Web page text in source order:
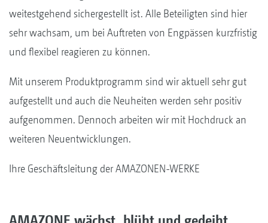
weitestgehend sichergestellt ist. Alle Beteiligten sind hier
sehr wachsam, um bei Auftreten von Engpässen kurzfristig
und flexibel reagieren zu können.
Mit unserem Produktprogramm sind wir aktuell sehr gut
aufgestellt und auch die Neuheiten werden sehr positiv
aufgenommen. Dennoch arbeiten wir mit Hochdruck an
weiteren Neuentwicklungen.
Ihre Geschäftsleitung der AMAZONEN-WERKE